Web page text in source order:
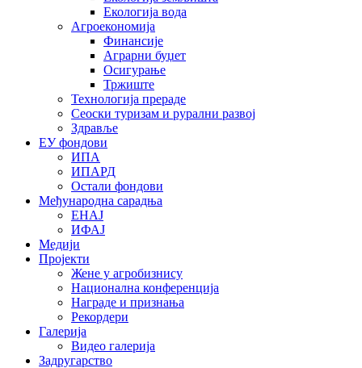
Екологија вода
Агроекономија
Финансије
Аграрни буџет
Осигурање
Тржиште
Технологија прераде
Сеоски туризам и рурални развој
Здравље
ЕУ фондови
ИПА
ИПАРД
Остали фондови
Међународна сарадња
ЕНАЈ
ИФАЈ
Медији
Пројекти
Жене у агробизнису
Национална конференција
Награде и признања
Рекордери
Галерија
Видео галерија
Задругарство